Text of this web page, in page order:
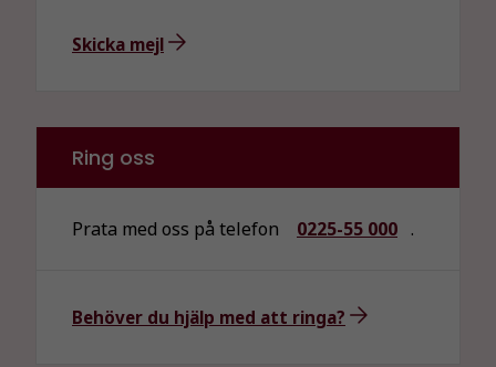
Skicka mejl
Ring oss
Prata med oss på telefon 0225-55 000 .
Behöver du hjälp med att ringa?